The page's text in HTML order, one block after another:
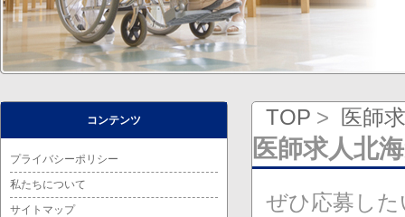
TOP 医師
医師求人北
ぜひ応募し
コンテンツ
プライバシーポリシー
私たちについて
サイトマップ